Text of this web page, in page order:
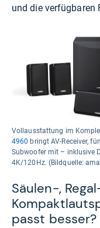
und die verfügbaren
Vollausstattung im
4960 bringt AV-Receiver,
Subwoofer mit – inklusive
4K/120Hz. (Bildquelle:
Säulen-,
passt besser?